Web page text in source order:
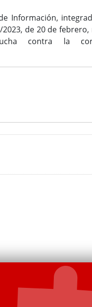
Información,
de 20 de
contra la